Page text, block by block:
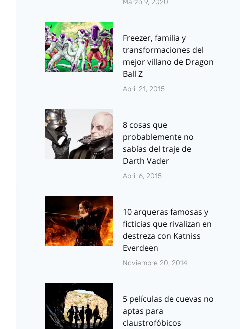
Freezer, familia y
transformaciones del
mejor villano de Dragon
Ball Z
Abril 21, 2015
8 cosas que
probablemente no
sabías del traje de
Darth Vader
Abril 6, 2015
10 arqueras famosas y
ficticias que rivalizan en
destreza con Katniss
Everdeen
Noviembre 20, 2014
5 películas de cuevas no
aptas para
claustrofóbicos